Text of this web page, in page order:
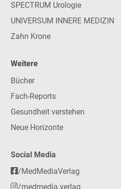
SPECTRUM Urologie
UNIVERSUM INNERE MEDIZIN
Zahn Krone
Weitere
Bücher
Fach-Reports
Gesundheit verstehen
Neue Horizonte
Social Media
/MedMediaVerlag
/medmedia.verlag